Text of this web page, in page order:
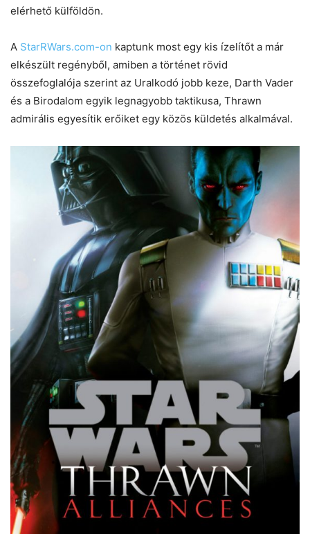
elérhető külföldön.
A StarRWars.com-on kaptunk most egy kis ízelítőt a már
elkészült regényből, amiben a történet rövid
összefoglalója szerint az Uralkodó jobb keze, Darth Vader
és a Birodalom egyik legnagyobb taktikusa, Thrawn
admirális egyesítik erőiket egy közös küldetés alkalmával.